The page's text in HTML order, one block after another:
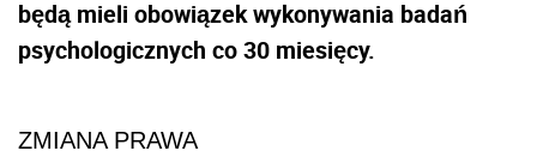
będą mieli obowiązek wykonywania badań
psychologicznych co 30 miesięcy.
ZMIANA PRAWA